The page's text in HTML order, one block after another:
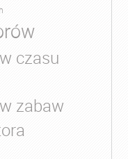
czasu
zabaw